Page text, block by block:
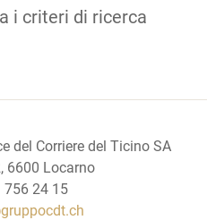
i criteri di ricerca
del Corriere del Ticino SA
6600 Locarno
756 24 15